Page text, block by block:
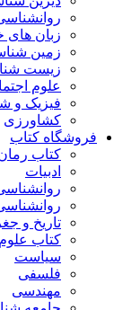
زبان های
زمین
زیست
علوم
فیزیک و
کشاورزی
فروشگاه کتاب
کتاب
ادبیات
تاریخ و
کتاب
سیاست
فلسفی
مهندسی